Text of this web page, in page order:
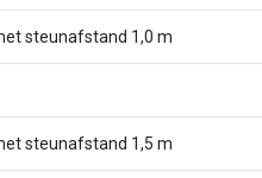
steunafstand 1,0 m
steunafstand 1,5 m